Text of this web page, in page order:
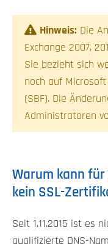
Hinweis: Die
Exchange 2007,
Sie bezieht sich
noch auf
(SBF). Die
Administratoren
Warum kann
kein SSL-
Seit 1.11.2015 ist es
qualifizierte DNS-